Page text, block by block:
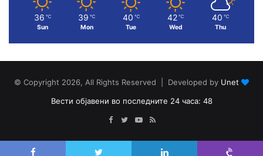
36 ℃
Sun
39 ℃
Mon
40 ℃
Tue
42 ℃
Wed
40 ℃
Thu
© Copyright 2026, All Rights Reserved | Developed by Unet
Вести објавени во последните 24 часа: 48
Facebook
TwitterYouTube
RSS